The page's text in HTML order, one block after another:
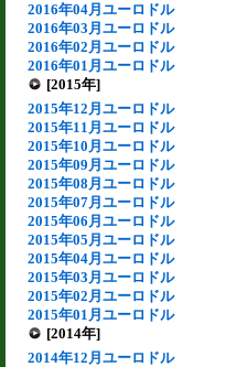
2016年04月ユーロドル
2016年03月ユーロドル
2016年02月ユーロドル
2016年01月ユーロドル
[2015年]
2015年12月ユーロドル
2015年11月ユーロドル
2015年10月ユーロドル
2015年09月ユーロドル
2015年08月ユーロドル
2015年07月ユーロドル
2015年06月ユーロドル
2015年05月ユーロドル
2015年04月ユーロドル
2015年03月ユーロドル
2015年02月ユーロドル
2015年01月ユーロドル
[2014年]
2014年12月ユーロドル